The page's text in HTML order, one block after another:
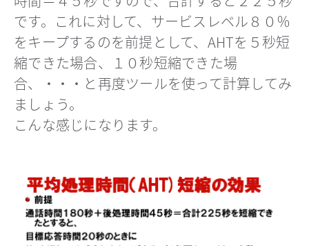
です。これに対して、サービスレベル８０％
をキープするのを前提として、AHTを５秒短
縮できた場合、１０秒短縮できた場
合、・・・と再度ツールを使って計算してみ
ましょう。
こんな感じになります。